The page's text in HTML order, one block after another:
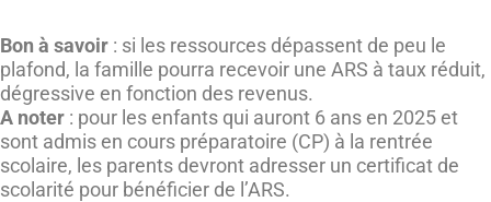
Bon à savoir : si les ressources dépassent de peu le
plafond, la famille pourra recevoir une ARS à taux réduit,
dégressive en fonction des revenus.
A noter : pour les enfants qui auront 6 ans en 2025 et
sont admis en cours préparatoire (CP) à la rentrée
scolaire, les parents devront adresser un certificat de
scolarité pour bénéficier de l’ARS.